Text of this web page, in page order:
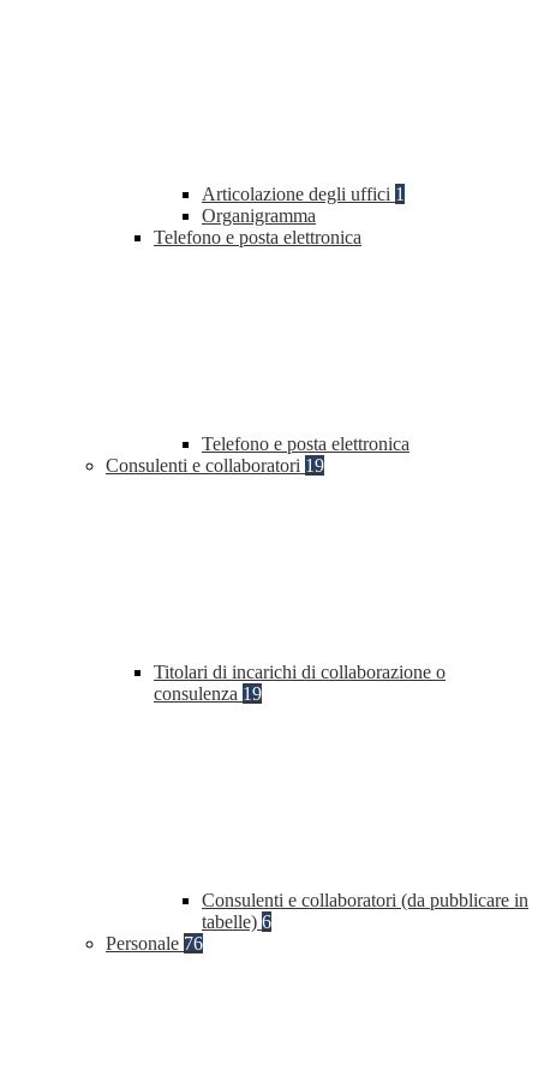
Articolazione degli uffici 1
Organigramma
Telefono e posta elettronica
Telefono e posta elettronica
Consulenti e collaboratori 19
Titolari di incarichi di collaborazione o
consulenza 19
Consulenti e collaboratori (da pubblicare in
tabelle) 6
Personale 76